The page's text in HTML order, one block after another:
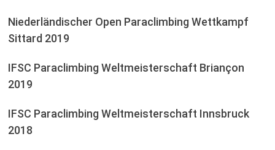
Niederländischer Open Paraclimbing Wettkampf
Sittard 2019
IFSC Paraclimbing Weltmeisterschaft Briançon
2019
IFSC Paraclimbing Weltmeisterschaft Innsbruck
2018